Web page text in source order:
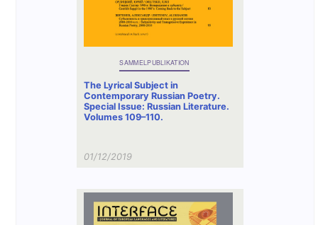
SAMMELPUBLIKATION
The Lyrical Subject in
Contemporary Russian Poetry.
Special Issue: Russian Literature.
Volumes 109–110.
01/12/2019